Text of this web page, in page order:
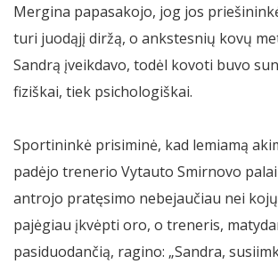
Mergina papasakojo, jog jos
turi juodąjį diržą, o ankstesnių kovų
Sandrą įveikdavo, todėl kovoti buvo
fiziškai, tiek psichologiškai.
Sportininkė prisiminė, kad lemiamą
padėjo trenerio Vytauto Smirnovo
antrojo pratęsimo nebejaučiau nei
pajėgiau įkvėpti oro, o treneris,
pasiduodančią, ragino: „Sandra,